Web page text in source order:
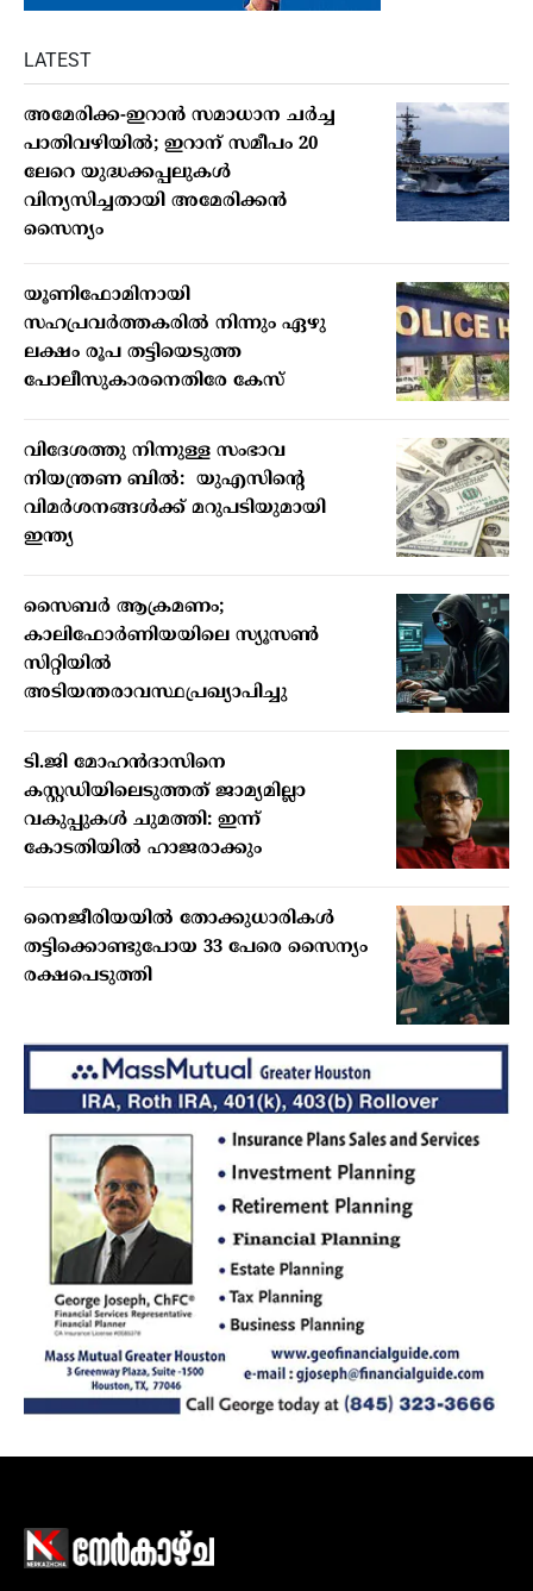
LATEST
അമേരിക്ക-ഇറാന്‍ സമാധാന ചര്‍ച്ച
പാതിവഴിയില്‍; ഇറാന് സമീപം 20
ലേറെ യുദ്ധക്കപ്പലുകള്‍
വിന്യസിച്ചതായി അമേരിക്കന്‍
സൈന്യം
യൂണിഫോമിനായി
സഹപ്രവര്‍ത്തകരില്‍ നിന്നും ഏഴു
ലക്ഷം രൂപ തട്ടിയെടുത്ത
പോലീസുകാരനെതിരേ കേസ്
വിദേശത്തു നിന്നുള്ള സംഭാവ
നിയന്ത്രണ ബില്‍: യുഎസിന്റെ
വിമര്‍ശനങ്ങള്‍ക്ക് മറുപടിയുമായി
ഇന്ത്യ
സൈബര്‍ ആക്രമണം;
കാലിഫോര്‍ണിയയിലെ സ്യൂസണ്‍
സിറ്റിയില്‍
അടിയന്തരാവസ്ഥപ്രഖ്യാപിച്ചു
ടി.ജി മോഹന്‍ദാസിനെ
കസ്റ്റഡിയിലെടുത്തത് ജാമ്യമില്ലാ
വകുപ്പുകള്‍ ചുമത്തി: ഇന്ന്
കോടതിയില്‍ ഹാജരാക്കും
നൈജീരിയയില്‍ തോക്കുധാരികള്‍
തട്ടിക്കൊണ്ടുപോയ 33 പേരെ സൈന്യം
രക്ഷപെടുത്തി